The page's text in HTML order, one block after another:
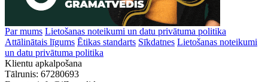
Par mums Lietošanas noteikumi un datu privātuma politika
Attālinātais līgums Ētikas standarts Sīkdatnes Lietošanas noteikumi
un datu privātuma politika
Klientu apkalpošana
Tālrunis: 67280693